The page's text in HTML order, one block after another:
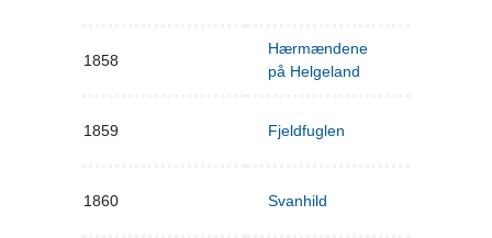
1858
Hærmændene
på Helgeland
1859 Fjeldfuglen
1860 Svanhild